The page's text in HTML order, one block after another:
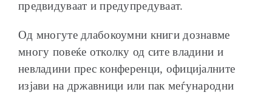
предвидуваат и предупредуваат.
Од многуте длабокоумни книги дознавме
многу повеќе отколку од сите владини и
невладини прес конференци, официјалните
изјави на државници или пак меѓународни